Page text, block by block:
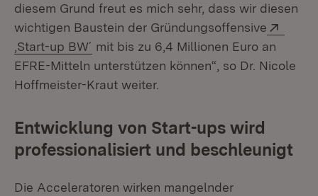
diesem Grund freut es mich sehr, dass wir diesen
wichtigen Baustein der Gründungsoffensive
‚Start-up BW´ (Öffnet in neuem Fenster)
mit bis zu 6,4 Millionen Euro an
EFRE-Mitteln unterstützen können“, so Dr. Nicole
Hoffmeister-Kraut weiter.
Entwicklung von Start-ups wird
professionalisiert und beschleunigt
Die Acceleratoren wirken mangelnder